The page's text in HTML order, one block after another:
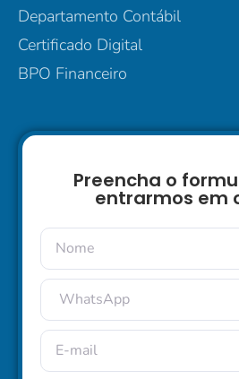
Departamento Contábil
Certificado Digital
BPO Financeiro
Preencha o
entrarmos em